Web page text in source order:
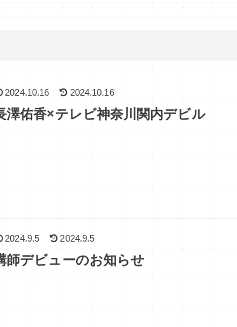
2024.10.16 2024.10.16
澤佑香×テレビ神奈川関内デビル
2024.9.5 2024.9.5
師デビューのお知らせ